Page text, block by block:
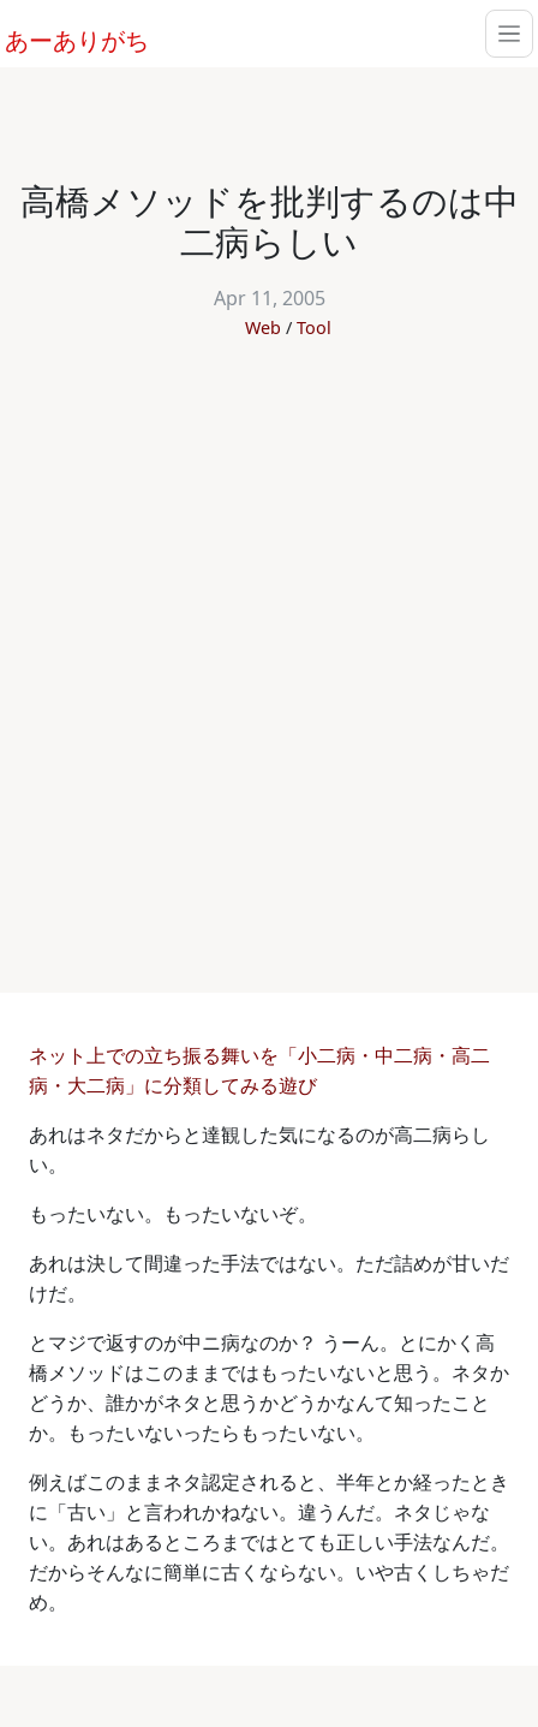
あーありがち
高橋メソッドを批判するのは中
二病らしい
Apr 11, 2005
Web Tool
ネット上での立ち振る舞いを「小二病・中二病・高二
病・大二病」に分類してみる遊び
あれはネタだからと達観した気になるのが高二病らし
い。
もったいない。もったいないぞ。
あれは決して間違った手法ではない。ただ詰めが甘いだ
けだ。
とマジで返すのが中ニ病なのか？ うーん。とにかく高
橋メソッドはこのままではもったいないと思う。ネタか
どうか、誰かがネタと思うかどうかなんて知ったこと
か。もったいないったらもったいない。
例えばこのままネタ認定されると、半年とか経ったとき
に「古い」と言われかねない。違うんだ。ネタじゃな
い。あれはあるところまではとても正しい手法なんだ。
だからそんなに簡単に古くならない。いや古くしちゃだ
め。